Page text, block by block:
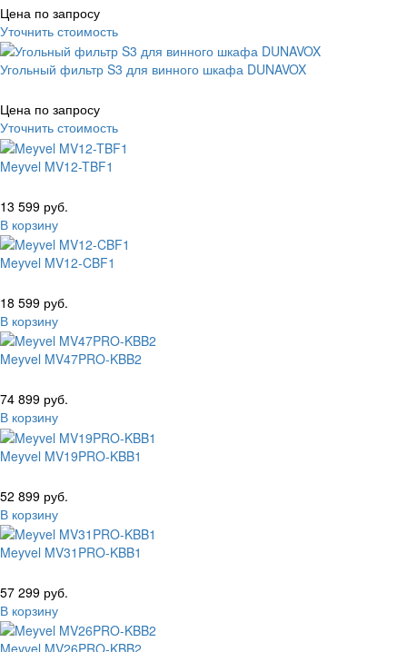
Цена по запросу
Уточнить стоимость
Угольный фильтр S3 для винного шкафа DUNAVOX
Цена по запросу
Уточнить стоимость
Meyvel MV12-TBF1
13 599 руб.
В корзину
Meyvel MV12-CBF1
18 599 руб.
В корзину
Meyvel MV47PRO-KBB2
74 899 руб.
В корзину
Meyvel MV19PRO-KBB1
52 899 руб.
В корзину
Meyvel MV31PRO-KBB1
57 299 руб.
В корзину